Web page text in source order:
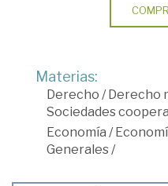
Materias:
Derecho /Derecho
Sociedades
Economía /
Generales/